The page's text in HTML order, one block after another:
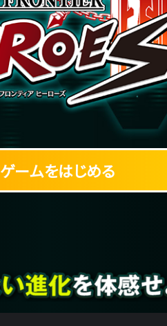
ゲームをはじめる